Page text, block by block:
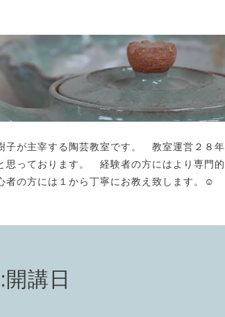
が主宰する陶芸教室です。 教室運営２８年
思っております。 経験者の方にはより専門的
者の方には１から丁寧にお教え致します。☺️
講日